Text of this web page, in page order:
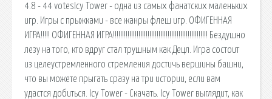
4.8 - 44 votesIcy Tower - одна из самых фанатских маленьких
игр. Игры с прыжками - все жанры флеш игр. ОФИГЕННАЯ
ИГРА!!!!! ОФИГЕННАЯ ИГРА!!!!!!!!!!!!!!!!!!!!!!!!!!!!!!!!!!!!!!!!!!!!!!!!!!!! Бездушно
лезу на того, кто вдруг стал трушным как Децл. Игра состоит
из целеустремленного стремления достичь вершины башни,
что вы можете прыгать сразу на три истории, если вам
удастся добиться. Icy Tower - Скачать. Icy Tower выглядит, как